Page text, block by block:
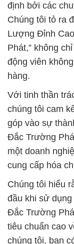
định bởi các
Chúng tôi tỏ ra
Lượng Đỉnh
Phát,” không
động viên
hàng.
Với tinh thần
chúng tôi cam
góp vào sự
Đắc Trường
một doanh
cung cấp hóa
Chúng tôi hiểu
đầu khi sử
Đắc Trường
tiêu chuẩn cao
chúng tôi, bạn